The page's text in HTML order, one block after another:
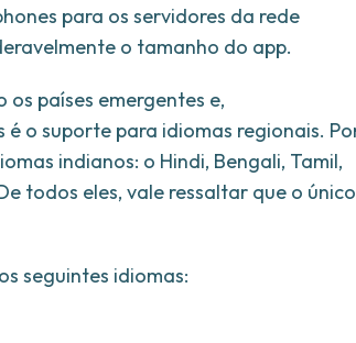
para os servidores da rede
o tamanho do app.
países emergentes e,
o suporte para idiomas regionais.
indianos: o Hindi, Bengali, Tamil,
todos eles, vale ressaltar que o único
seguintes idiomas: